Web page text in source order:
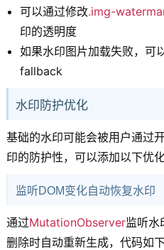
可以通过修改.img-
印的透明度
如果水印图片加载失败，可
fallback
水印防护优化
基础的水印可能会被用户通过
印的防护性，可以添加以下优化
监听DOM变化自动恢复水印
通过MutationObserver监听水
删除时自动重新生成，代码如下